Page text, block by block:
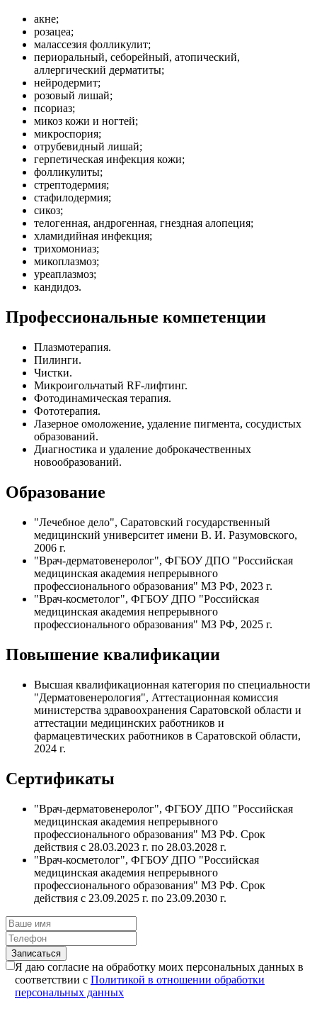
акне;
розацеа;
малассезия фолликулит;
периоральный, себорейный, атопический,
аллергический дерматиты;
нейродермит;
розовый лишай;
псориаз;
микоз кожи и ногтей;
микроспория;
отрубевидный лишай;
герпетическая инфекция кожи;
фолликулиты;
стрептодермия;
стафилодермия;
сикоз;
телогенная, андрогенная, гнездная алопеция;
хламидийная инфекция;
трихомониаз;
микоплазмоз;
уреаплазмоз;
кандидоз.
Профессиональные компетенции
Плазмотерапия.
Пилинги.
Чистки.
Микроигольчатый RF-лифтинг.
Фотодинамическая терапия.
Фототерапия.
Лазерное омоложение, удаление пигмента, сосудистых
образований.
Диагностика и удаление доброкачественных
новообразований.
Образование
"Лечебное дело", Саратовский государственный
медицинский университет имени В. И. Разумовского,
2006 г.
"Врач-дерматовенеролог", ФГБОУ ДПО "Российская
медицинская академия непрерывного
профессионального образования" МЗ РФ, 2023 г.
"Врач-косметолог", ФГБОУ ДПО "Российская
медицинская академия непрерывного
профессионального образования" МЗ РФ, 2025 г.
Повышение квалификации
Высшая квалификационная категория по специальности
"Дерматовенерология", Аттестационная комиссия
министерства здравоохранения Саратовской области и
аттестации медицинских работников и
фармацевтических работников в Саратовской области,
2024 г.
Сертификаты
"Врач-дерматовенеролог", ФГБОУ ДПО "Российская
медицинская академия непрерывного
профессионального образования" МЗ РФ. Срок
действия с 28.03.2023 г. по 28.03.2028 г.
"Врач-косметолог", ФГБОУ ДПО "Российская
медицинская академия непрерывного
профессионального образования" МЗ РФ. Срок
действия с 23.09.2025 г. по 23.09.2030 г.
Я даю согласие на обработку моих персональных данных в
соответствии с Политикой в отношении обработки
персональных данных